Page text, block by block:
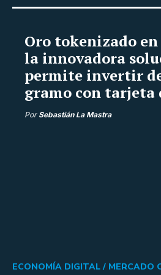
Oro tokenizado en
la innovadora
permite invertir
gramo con tarjeta
Por Sebastián La Mastra
ECONOMÍA DIGITAL / MERCADO